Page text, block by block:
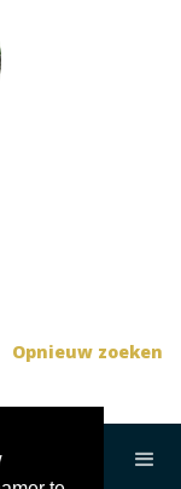
Opnieuw zoeken